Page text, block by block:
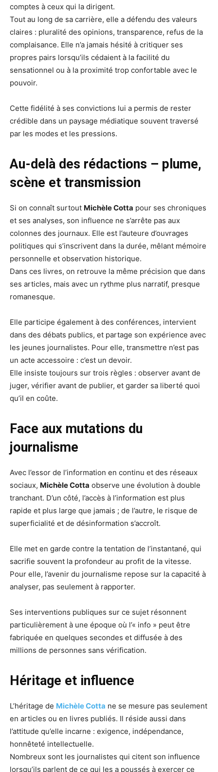
comptes à ceux qui la dirigent.
Tout au long de sa carrière, elle a défendu des valeurs
claires : pluralité des opinions, transparence, refus de la
complaisance. Elle n’a jamais hésité à critiquer ses
propres pairs lorsqu’ils cédaient à la facilité du
sensationnel ou à la proximité trop confortable avec le
pouvoir.
Cette fidélité à ses convictions lui a permis de rester
crédible dans un paysage médiatique souvent traversé
par les modes et les pressions.
Au-delà des rédactions – plume,
scène et transmission
Si on connaît surtout Michèle Cotta pour ses chroniques
et ses analyses, son influence ne s’arrête pas aux
colonnes des journaux. Elle est l’auteure d’ouvrages
politiques qui s’inscrivent dans la durée, mêlant mémoire
personnelle et observation historique.
Dans ces livres, on retrouve la même précision que dans
ses articles, mais avec un rythme plus narratif, presque
romanesque.
Elle participe également à des conférences, intervient
dans des débats publics, et partage son expérience avec
les jeunes journalistes. Pour elle, transmettre n’est pas
un acte accessoire : c’est un devoir.
Elle insiste toujours sur trois règles : observer avant de
juger, vérifier avant de publier, et garder sa liberté quoi
qu’il en coûte.
Face aux mutations du
journalisme
Avec l’essor de l’information en continu et des réseaux
sociaux, Michèle Cotta observe une évolution à double
tranchant. D’un côté, l’accès à l’information est plus
rapide et plus large que jamais ; de l’autre, le risque de
superficialité et de désinformation s’accroît.
Elle met en garde contre la tentation de l’instantané, qui
sacrifie souvent la profondeur au profit de la vitesse.
Pour elle, l’avenir du journalisme repose sur la capacité à
analyser, pas seulement à rapporter.
Ses interventions publiques sur ce sujet résonnent
particulièrement à une époque où l’« info » peut être
fabriquée en quelques secondes et diffusée à des
millions de personnes sans vérification.
Héritage et influence
L’héritage de Michèle Cotta ne se mesure pas seulement
en articles ou en livres publiés. Il réside aussi dans
l’attitude qu’elle incarne : exigence, indépendance,
honnêteté intellectuelle.
Nombreux sont les journalistes qui citent son influence
lorsqu’ils parlent de ce qui les a poussés à exercer ce